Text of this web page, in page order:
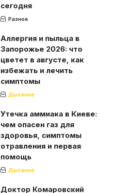
сегодня
Разное
Аллергия и пыльца в
Запорожье 2026: что
цветет в августе, как
избежать и лечить
симптомы
Дыхание
Утечка аммиака в Киеве:
чем опасен газ для
здоровья, симптомы
отравления и первая
помощь
Дыхание
Доктор Комаровский